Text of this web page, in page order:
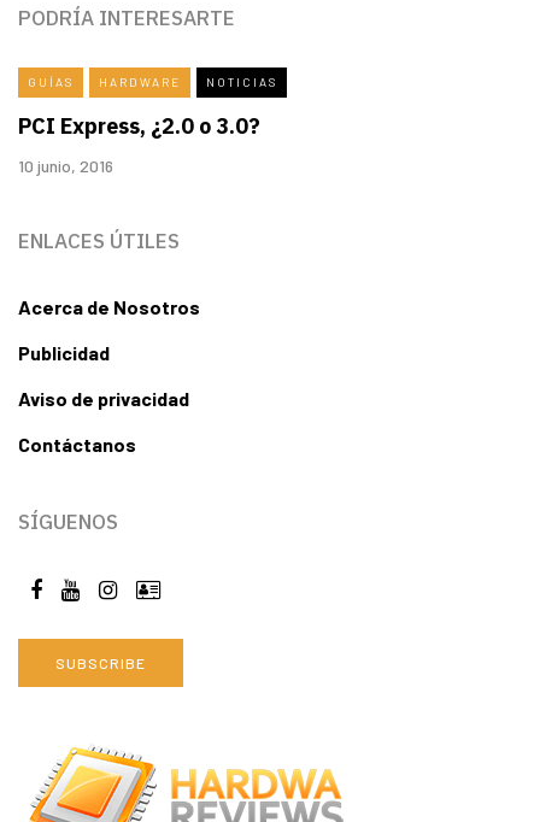
PODRÍA INTERESARTE
GUÍAS HARDWARE NOTICIAS
PCI Express, ¿2.0 o 3.0?
10 junio, 2016
ENLACES ÚTILES
Acerca de Nosotros
Publicidad
Aviso de privacidad
Contáctanos
SÍGUENOS
SUBSCRIBE